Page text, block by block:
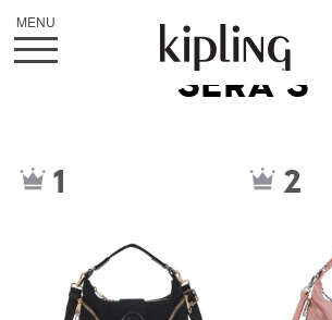
SERA S
1 2